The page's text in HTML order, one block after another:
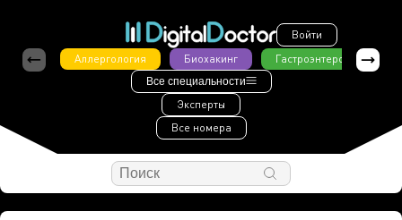
Войти
Аллергология
Биохакинг Гастроэнтерология
Все специальности
Эксперты
Все номера